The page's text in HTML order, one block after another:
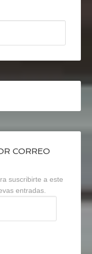
CORREO
suscribirte a este
entradas.